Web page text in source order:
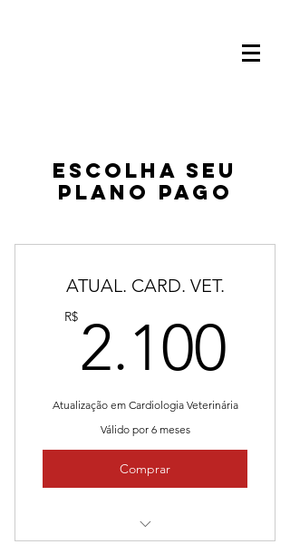
Escolha seu
plano pago
ATUAL. CARD. VET.
R$ 2.100
Atualização em Cardiologia Veterinária
Válido por 6 meses
Comprar